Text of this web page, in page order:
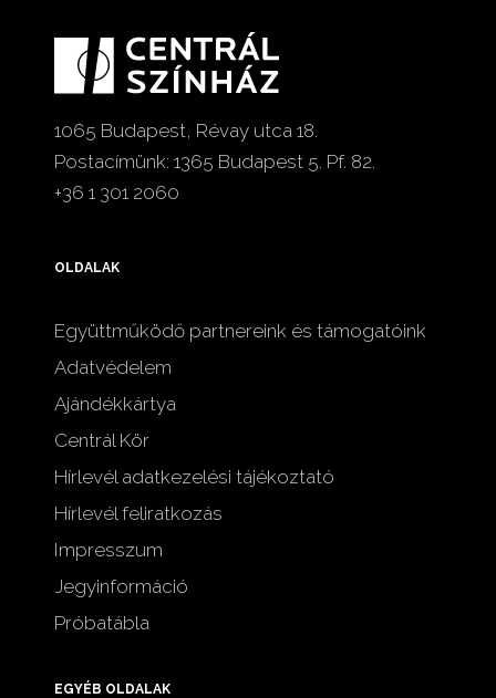
1065 Budapest, Révay utca 18.
Postacímünk: 1365 Budapest 5. Pf. 82.
+36 1 301 2060
OLDALAK
Együttműködő partnereink és támogatóink
Adatvédelem
Ajándékkártya
Centrál Kör
Hírlevél adatkezelési tájékoztató
Hírlevél feliratkozás
Impresszum
Jegyinformáció
Próbatábla
EGYÉB OLDALAK